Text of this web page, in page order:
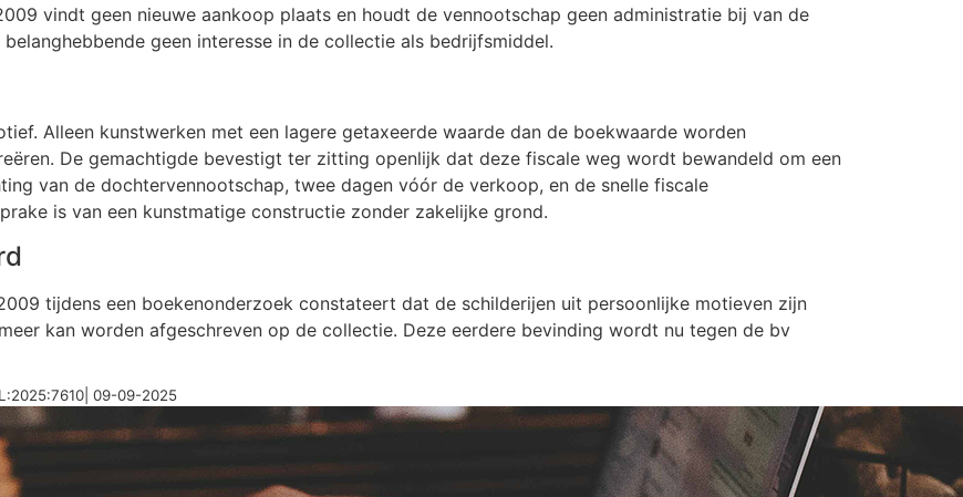
vindt geen nieuwe aankoop plaats en houdt de vennootschap geen administratie bij van de
geen interesse in de collectie als bedrijfsmiddel.
Alleen kunstwerken met een lagere getaxeerde waarde dan de boekwaarde worden
De gemachtigde bevestigt ter zitting openlijk dat deze fiscale weg wordt bewandeld om een
van de dochtervennootschap, twee dagen vóór de verkoop, en de snelle fiscale
is van een kunstmatige constructie zonder zakelijke grond.
tijdens een boekenonderzoek constateert dat de schilderijen uit persoonlijke motieven zijn
kan worden afgeschreven op de collectie. Deze eerdere bevinding wordt nu tegen de bv
09-09-2025